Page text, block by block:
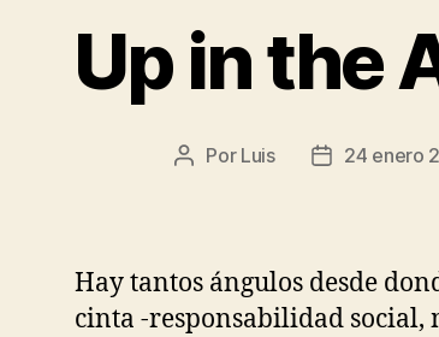
Up in the
Autor
Por Luis
Fecha24 enero
Hay tantos ángulos desde
cinta -responsabilidad social,